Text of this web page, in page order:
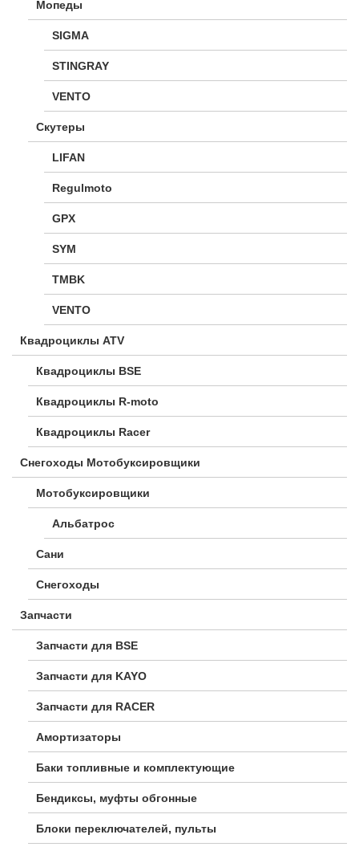
Мопеды
SIGMA
STINGRAY
VENTO
Скутеры
LIFAN
Regulmoto
GPX
SYM
TMBK
VENTO
Квадроциклы ATV
Квадроциклы BSE
Квадроциклы R-moto
Квадроциклы Racer
Снегоходы Мотобуксировщики
Мотобуксировщики
Альбатрос
Сани
Снегоходы
Запчасти
Запчасти для BSE
Запчасти для KAYO
Запчасти для RACER
Амортизаторы
Баки топливные и комплектующие
Бендиксы, муфты обгонные
Блоки переключателей, пульты